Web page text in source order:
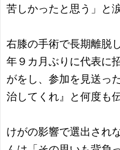
苦しかったと思う」と
右膝の手術で長期離脱
年９カ月ぶりに代表に
がをし、参加を見送っ
治してくれ』と何度も
けがの影響で選出され